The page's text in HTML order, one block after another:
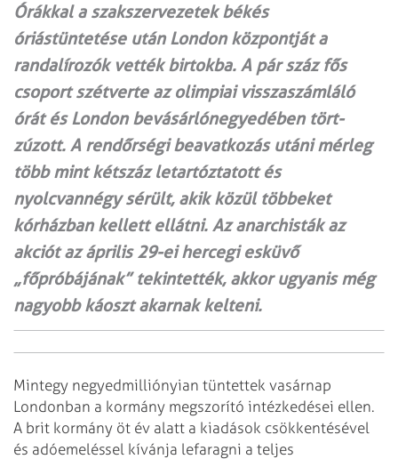
Órákkal a szakszervezetek békés
óriástüntetése után London központját a
randalírozók vették birtokba. A pár száz fős
csoport szétverte az olimpiai visszaszámláló
órát és London bevásárlónegyedében tört-
zúzott. A rendőrségi beavatkozás utáni mérleg
több mint kétszáz letartóztatott és
nyolcvannégy sérült, akik közül többeket
kórházban kellett ellátni. Az anarchisták az
akciót az április 29-ei hercegi esküvő
„főpróbájának” tekintették, akkor ugyanis még
nagyobb káoszt akarnak kelteni.
Mintegy negyedmilliónyian tüntettek vasárnap
Londonban a kormány megszorító intézkedései ellen.
A brit kormány öt év alatt a kiadások csökkentésével
és adóemeléssel kívánja lefaragni a teljes